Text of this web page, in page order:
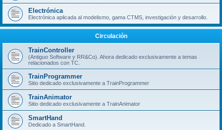
Electrónica
Electrónica aplicada al modelismo, gama CTMS, investigación y desarrollo.
Circulación
TrainController
(Antiguo Software y RR&Co). Ahora dedicado exclusivamente a temas
relacionados con TC.
TrainProgrammer
Sitio dedicado exclusivamente a TrainProgrammer
TrainAnimator
Sitio dedicado exclusivamente a TrainAnimator
SmartHand
Dedicado a SmartHand.